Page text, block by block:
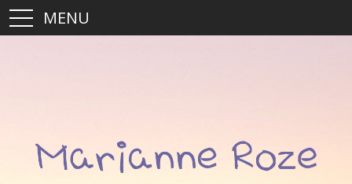
MENU
Hypnothérapie